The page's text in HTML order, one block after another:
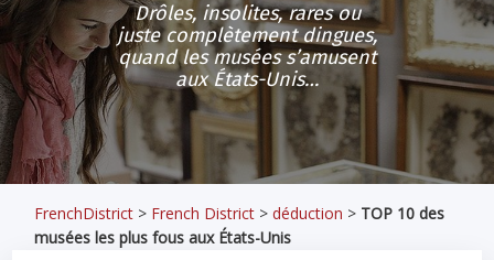
Drôles, insolites, rares ou
juste complètement dingues,
quand les musées s’amusent
aux États-Unis…
FrenchDistrict > French District >déduction > TOP 10 des
musées les plus fous aux États-Unis